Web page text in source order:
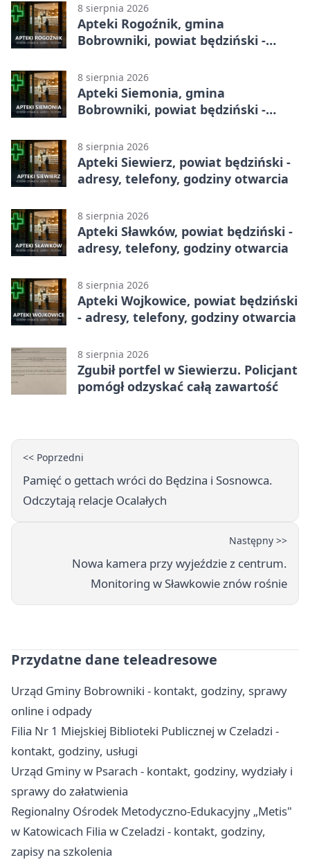
8 sierpnia 2026
Apteki Rogoźnik, gmina
Bobrowniki, powiat będziński -
8 sierpnia 2026
Apteki Siemonia, gmina
Bobrowniki, powiat będziński -
8 sierpnia 2026
Apteki Siewierz, powiat będziński -
adresy, telefony, godziny otwarcia
8 sierpnia 2026
Apteki Sławków, powiat będziński -
adresy, telefony, godziny otwarcia
8 sierpnia 2026
Apteki Wojkowice, powiat będziński
- adresy, telefony, godziny otwarcia
8 sierpnia 2026
Zgubił portfel w Siewierzu. Policjant
pomógł odzyskać całą zawartość
<< Poprzedni
Pamięć o gettach wróci do Będzina i Sosnowca.
Odczytają relacje Ocalałych
Następny >>
Nowa kamera przy wyjeździe z centrum.
Monitoring w Sławkowie znów rośnie
Przydatne dane teleadresowe
Urząd Gminy Bobrowniki - kontakt, godziny, sprawy
online i odpady
Filia Nr 1 Miejskiej Biblioteki Publicznej w Czeladzi -
kontakt, godziny, usługi
Urząd Gminy w Psarach - kontakt, godziny, wydziały i
sprawy do załatwienia
Regionalny Ośrodek Metodyczno-Edukacyjny „Metis"
w Katowicach Filia w Czeladzi - kontakt, godziny,
zapisy na szkolenia